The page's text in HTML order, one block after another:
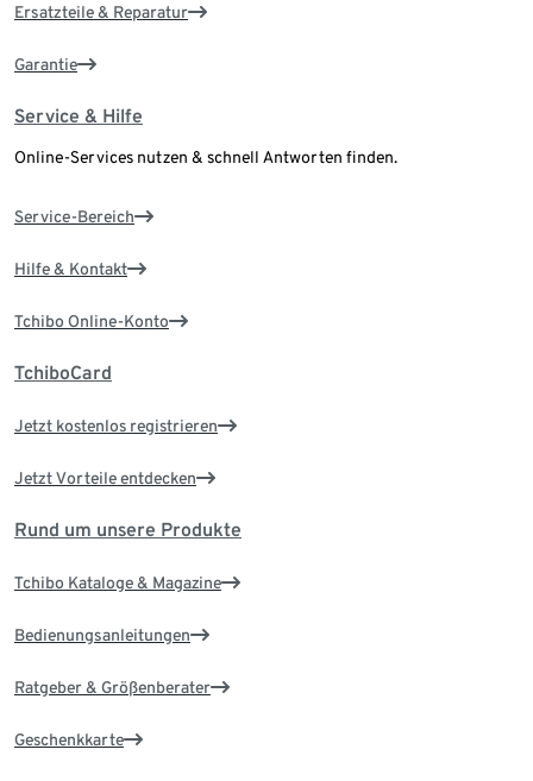
Ersatzteile & Reparatur
Garantie
Service & Hilfe
Online-Services nutzen & schnell Antworten finden.
Service-Bereich
Hilfe & Kontakt
Tchibo Online-Konto
TchiboCard
Jetzt kostenlos registrieren
Jetzt Vorteile entdecken
Rund um unsere Produkte
Tchibo Kataloge & Magazine
Bedienungsanleitungen
Ratgeber & Größenberater
Geschenkkarte